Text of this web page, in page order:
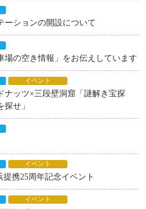
ーションの開設について
の空き情報」をお伝えしています
イベント
ナッツ×三段壁洞窟「謎解き宝探
せ」
イベント
携25周年記念イベント
イベント